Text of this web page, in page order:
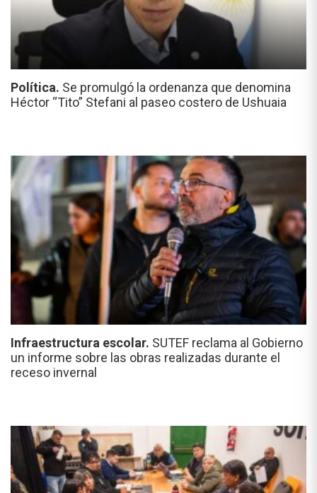
Política. Se promulgó la ordenanza que denomina
Héctor “Tito” Stefani al paseo costero de Ushuaia
Infraestructura escolar. SUTEF reclama al Gobierno
un informe sobre las obras realizadas durante el
receso invernal